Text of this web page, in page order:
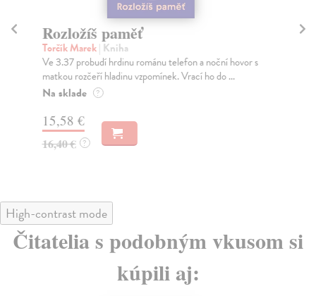
Rozložíš paměť
Torčík Marek| Kniha
Ve 3.37 probudí hrdinu románu telefon a noční hovor s
matkou rozčeří hladinu vzpomínek. Vrací ho do ...
Na sklade ?
15,58 €
16,40 € ?
High-contrast mode
Čitatelia s podobným vkusom si
kúpili aj: